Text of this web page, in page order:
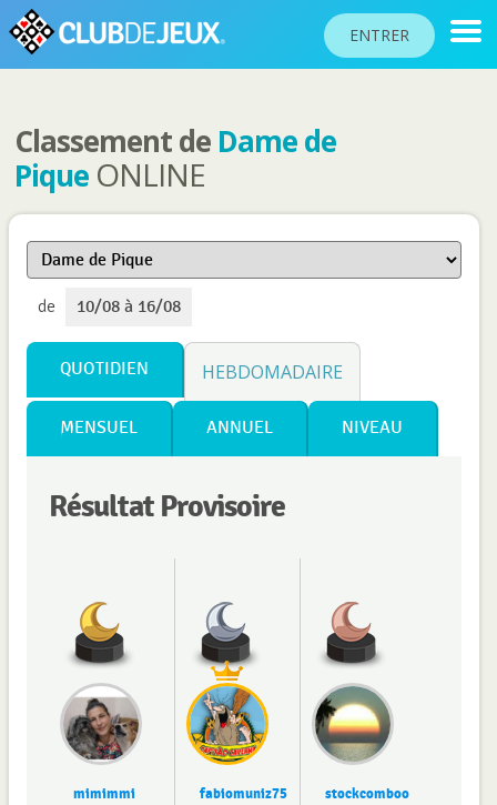
ENTRER
CLASSEMENTS
TOURNOIS
COMMUNAUTÉ
AIDE
PASSEPORT
JOUER
Classement de Dame de
Pique ONLINE
de 10/08 à 16/08
QUOTIDIEN HEBDOMADAIRE
MENSUEL ANNUEL NIVEAU
Résultat Provisoire
mimimmi fabiomuniz75 stockcomboo